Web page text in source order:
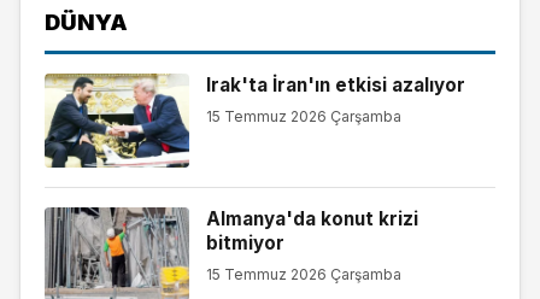
DÜNYA
Irak'ta İran'ın etkisi azalıyor
15 Temmuz 2026 Çarşamba
Almanya'da konut krizi
bitmiyor
15 Temmuz 2026 Çarşamba